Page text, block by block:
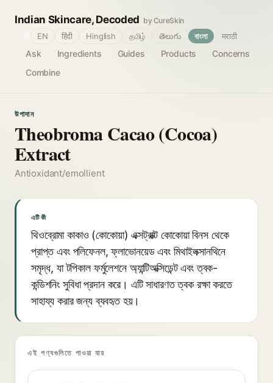
Indian Skincare, Decoded by CureSkin
Ask Ingredients Guides Products
Concerns
Combine
EN हिंदी Hinglish தமிழ் తెలుగు বাংলা मराठी
উপাদান
Theobroma Cacao (Cocoa)
Extract
Antioxidant/emollient
এটি কী
থিওব্রোমা কাকাও (কোকোয়া) এক্সট্রাক্ট কোকোয়া বিনস থেকে
প্রাপ্ত এবং পলিফেনল, ফ্লাভোনয়েড এবং মিথাইলক্সানথিনে
সমৃদ্ধ, যা টপিকাল ফর্মুলেশনে অ্যান্টিঅক্সিডেন্ট এবং ত্বক-
কন্ডিশনিং সুবিধা প্রদান করে। এটি সাধারণত ত্বক রক্ষা করতে
সাহায্য করার জন্য ব্যবহৃত হয়।
এই পণ্যগুলিতে পাওয়া যায়